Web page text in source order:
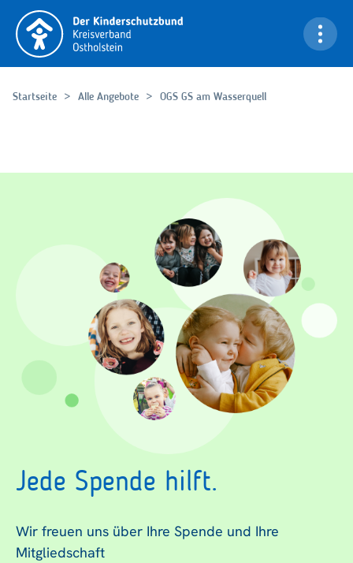
Startseite Alle Angebote OGS GS am Wasserquell
Jede Spende hilft.
Wir freuen uns über Ihre Spende und Ihre
Mitgliedschaft